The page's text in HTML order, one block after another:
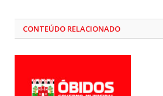
CONTEÚDO RELACIONADO